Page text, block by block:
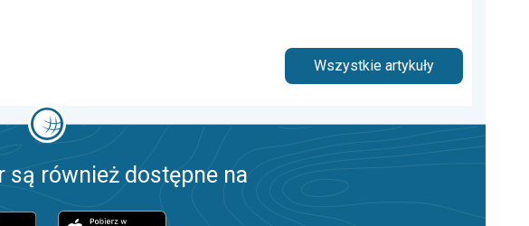
Wszystkie artykuły
są również dostępne na